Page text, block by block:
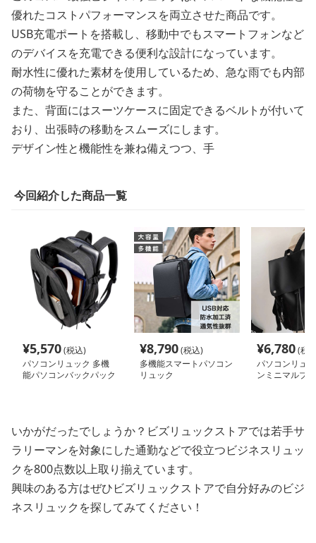
優れたコストパフォーマンスを両立させた商品です。
USB充電ポートを搭載し、移動中でもスマートフォンなど
のデバイスを充電できる便利な設計になっています。
耐水性に優れた素材を使用しているため、急な雨でも内部
の荷物を守ることができます。
また、背面にはスーツケースに固定できるベルトが付いて
おり、出張時の移動をスムーズにします。
デザイン性と機能性を兼ね備えつつ、手
今回紹介した商品一覧
¥5,570(税込)
パソコンリュック 多機
能パソコンバックパック
¥8,790(税込)
多機能スマートパソコン
リュック
¥6,780(税
パソコンリュ
ンミニマルブ
いかがだったでしょうか？ビズリュックストアでは若手サ
ラリーマンを対象にした通勤などで役立つビジネスリュッ
クを800点数以上取り揃えています。
興味のある方はぜひビズリュックストアで自分好みのビジ
ネスリュックを探してみてください！